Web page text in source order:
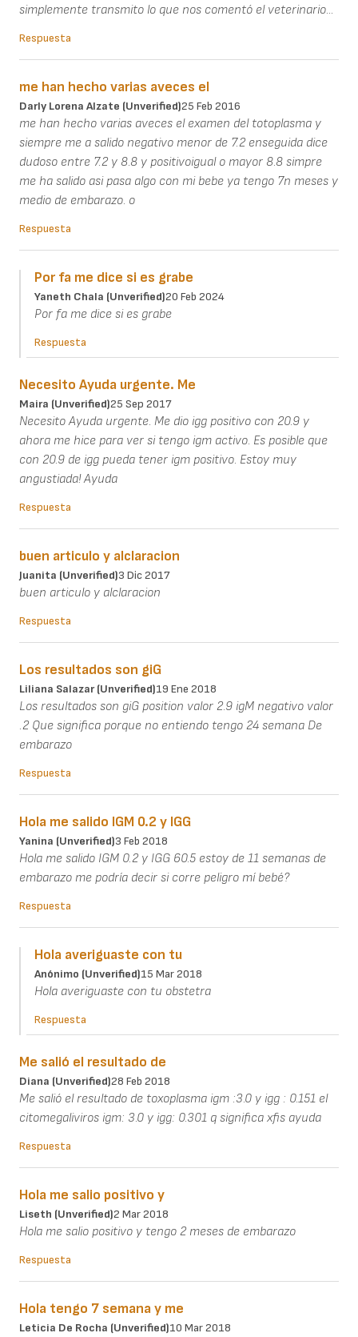
simplemente transmito lo que nos comentó el veterinario...
Respuesta
me han hecho varias aveces el
Darly Lorena Alzate (unverified)25 Feb 2016
me han hecho varias aveces el examen del totoplasma y
siempre me a salido negativo menor de 7.2 enseguida dice
dudoso entre 7.2 y 8.8 y positivoigual o mayor 8.8 simpre
me ha salido asi pasa algo con mi bebe ya tengo 7n meses y
medio de embarazo. o
Respuesta
Por fa me dice si es grabe
Yaneth Chala (unverified)20 Feb 2024
Por fa me dice si es grabe
Respuesta
Necesito Ayuda urgente. Me
Maira (unverified)25 Sep 2017
Necesito Ayuda urgente. Me dio igg positivo con 20.9 y
ahora me hice para ver si tengo igm activo. Es posible que
con 20.9 de igg pueda tener igm positivo. Estoy muy
angustiada! Ayuda
Respuesta
buen articulo y alclaracion
Juanita (unverified)3 Dic 2017
buen articulo y alclaracion
Respuesta
Los resultados son giG
Liliana Salazar (unverified)19 Ene 2018
Los resultados son giG position valor 2.9 igM negativo valor
.2 Que significa porque no entiendo tengo 24 semana De
embarazo
Respuesta
Hola me salido IGM 0.2 y IGG
Yanina (unverified)3 Feb 2018
Hola me salido IGM 0.2 y IGG 60.5 estoy de 11 semanas de
embarazo me podría decir si corre peligro mí bebé?
Respuesta
Hola averiguaste con tu
Anónimo (unverified)15 Mar 2018
Hola averiguaste con tu obstetra
Respuesta
Me salió el resultado de
Diana (unverified)28 Feb 2018
Me salió el resultado de toxoplasma igm :3.0 y igg : 0.151 el
citomegaliviros igm: 3.0 y igg: 0.301 q significa xfis ayuda
Respuesta
Hola me salio positivo y
Liseth (unverified)2 Mar 2018
Hola me salio positivo y tengo 2 meses de embarazo
Respuesta
Hola tengo 7 semana y me
Leticia De Rocha (unverified)10 Mar 2018